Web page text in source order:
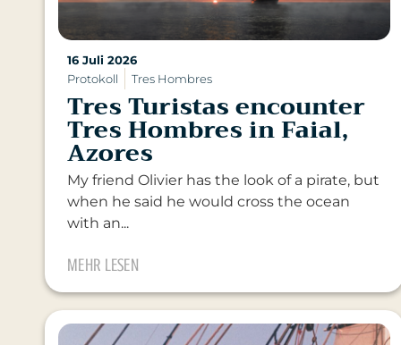
16 Juli 2026
Protokoll
Tres Hombres
Tres Turistas encounter
Tres Hombres in Faial,
Azores
My friend Olivier has the look of a pirate, but
when he said he would cross the ocean
with an...
MEHR LESEN